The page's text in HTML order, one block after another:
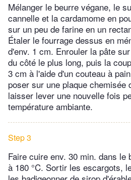
Mélanger le beurre végane, le
cannelle et la cardamome en
sur un peu de farine en un
Étaler le fourrage dessus en
d'env. 1 cm. Enrouler la pâte
du côté le plus long, puis la
3 cm à l'aide d'un couteau à
poser sur une plaque chemisée
laisser lever une nouvelle fois
température ambiante.
Step 3
Faire cuire env. 30 min. dans le
à 180 °C. Sortir les escargots,